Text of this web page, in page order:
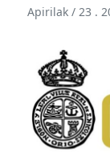
Apirilak / 23 .